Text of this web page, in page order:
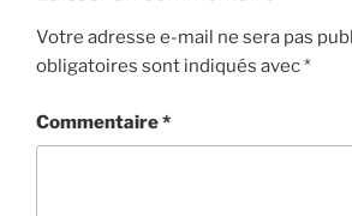
Votre adresse e-mail ne sera pas
obligatoires sont indiqués avec*
Commentaire*